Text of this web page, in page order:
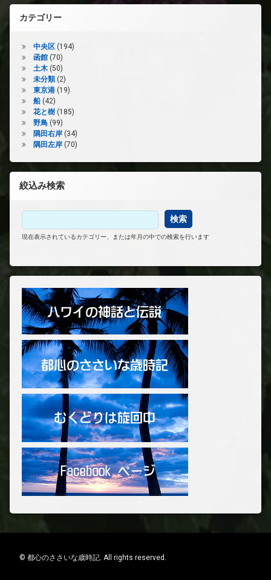
カテゴリー
中央区(194)
函館(70)
土木(50)
未分類(2)
東京港(19)
船(42)
花と樹(185)
野鳥 (99)
隅田右岸(34)
隅田左岸(70)
絞込み検索
現在表示されているカテゴリー、または年月の中での検索を行います
© 都心のささいな歳時記. All rights reserved.